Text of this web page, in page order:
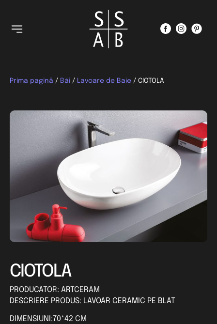
Prima pagină / Băi / Lavoare de Baie / CIOTOLA
CIOTOLA
PRODUCATOR: ARTCERAM
DESCRIERE PRODUS: LAVOAR CERAMIC PE BLAT
DIMENSIUNI:70*42 CM